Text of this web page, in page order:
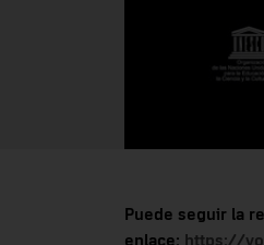
Puede seguir la
enlace: https://